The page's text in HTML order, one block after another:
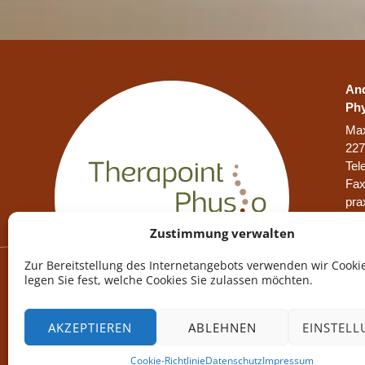
Zustimmung verwalten
Zur Bereitstellung des Internetangebots verwenden wir
legen Sie fest, welche Cookies Sie zulassen möchten.
AKZEPTIEREN ABLEHNEN
Cookie-RichtlinieDatenschutzImpressum